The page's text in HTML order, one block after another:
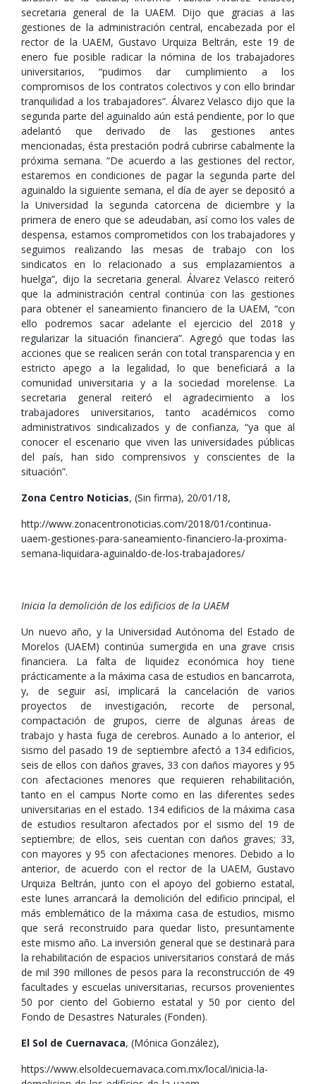
secretaria general de la UAEM. Dijo que gracias a las
gestiones de la administración central, encabezada por el
rector de la UAEM, Gustavo Urquiza Beltrán, este 19 de
enero fue posible radicar la nómina de los trabajadores
universitarios, “pudimos dar cumplimiento a los
compromisos de los contratos colectivos y con ello brindar
tranquilidad a los trabajadores”. Álvarez Velasco dijo que la
segunda parte del aguinaldo aún está pendiente, por lo que
adelantó que derivado de las gestiones antes
mencionadas, ésta prestación podrá cubrirse cabalmente la
próxima semana. “De acuerdo a las gestiones del rector,
estaremos en condiciones de pagar la segunda parte del
aguinaldo la siguiente semana, el día de ayer se depositó a
la Universidad la segunda catorcena de diciembre y la
primera de enero que se adeudaban, así como los vales de
despensa, estamos comprometidos con los trabajadores y
seguimos realizando las mesas de trabajo con los
sindicatos en lo relacionado a sus emplazamientos a
huelga”, dijo la secretaria general. Álvarez Velasco reiteró
que la administración central continúa con las gestiones
para obtener el saneamiento financiero de la UAEM, “con
ello podremos sacar adelante el ejercicio del 2018 y
regularizar la situación financiera”. Agregó que todas las
acciones que se realicen serán con total transparencia y en
estricto apego a la legalidad, lo que beneficiará a la
comunidad universitaria y a la sociedad morelense. La
secretaria general reiteró el agradecimiento a los
trabajadores universitarios, tanto académicos como
administrativos sindicalizados y de confianza, “ya que al
conocer el escenario que viven las universidades públicas
del país, han sido comprensivos y conscientes de la
situación”.
Zona Centro Noticias, (Sin firma), 20/01/18,
http://www.zonacentronoticias.com/2018/01/continua-
uaem-gestiones-para-saneamiento-financiero-la-proxima-
semana-liquidara-aguinaldo-de-los-trabajadores/
Inicia la demolición de los edificios de la UAEM
Un nuevo año, y la Universidad Autónoma del Estado de
Morelos (UAEM) continúa sumergida en una grave crisis
financiera. La falta de liquidez económica hoy tiene
prácticamente a la máxima casa de estudios en bancarrota,
y, de seguir así, implicará la cancelación de varios
proyectos de investigación, recorte de personal,
compactación de grupos, cierre de algunas áreas de
trabajo y hasta fuga de cerebros. Aunado a lo anterior, el
sismo del pasado 19 de septiembre afectó a 134 edificios,
seis de ellos con daños graves, 33 con daños mayores y 95
con afectaciones menores que requieren rehabilitación,
tanto en el campus Norte como en las diferentes sedes
universitarias en el estado. 134 edificios de la máxima casa
de estudios resultaron afectados por el sismo del 19 de
septiembre; de ellos, seis cuentan con daños graves; 33,
con mayores y 95 con afectaciones menores. Debido a lo
anterior, de acuerdo con el rector de la UAEM, Gustavo
Urquiza Beltrán, junto con el apoyo del gobierno estatal,
este lunes arrancará la demolición del edificio principal, el
más emblemático de la máxima casa de estudios, mismo
que será reconstruido para quedar listo, presuntamente
este mismo año. La inversión general que se destinará para
la rehabilitación de espacios universitarios constará de más
de mil 390 millones de pesos para la reconstrucción de 49
facultades y escuelas universitarias, recursos provenientes
50 por ciento del Gobierno estatal y 50 por ciento del
Fondo de Desastres Naturales (Fonden).
El Sol de Cuernavaca, (Mónica González),
https://www.elsoldecuernavaca.com.mx/local/inicia-la-